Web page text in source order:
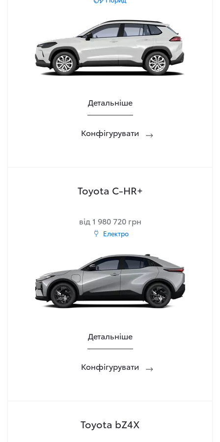
Детальніше
Конфігурувати
Toyota C-HR+
від 1 980 720 грн
Електро
Детальніше
Конфігурувати
Toyota bZ4X